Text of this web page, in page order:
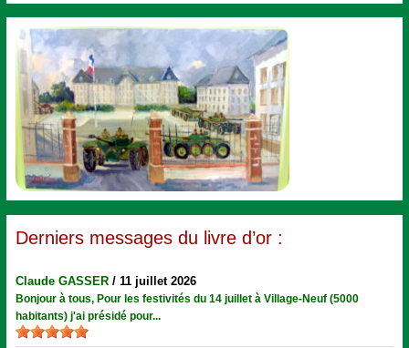
Derniers messages du livre d’or :
Claude GASSER /11 juillet 2026
Bonjour à tous, Pour les festivités du 14 juillet à Village-Neuf (5000
habitants) j'ai présidé pour...